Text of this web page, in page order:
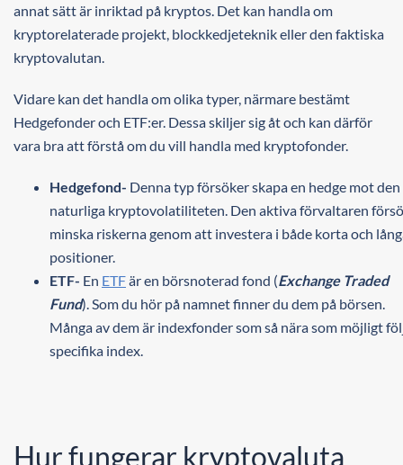
annat sätt är inriktad på kryptos. Det kan handla om
kryptorelaterade projekt, blockkedjeteknik eller den faktiska
kryptovalutan.
Vidare kan det handla om olika typer, närmare bestämt
Hedgefonder och ETF:er. Dessa skiljer sig åt och kan därför
vara bra att förstå om du vill handla med kryptofonder.
Hedgefond- Denna typ försöker skapa en hedge mot den
naturliga kryptovolatiliteten. Den aktiva förvaltaren
minska riskerna genom att investera i både korta och
positioner.
ETF- En ETFär en börsnoterad fond (Exchange Traded
Fund). Som du hör på namnet finner du dem på börsen.
Många av dem är indexfonder som så nära som möjligt
specifika index.
Hur fungerar kryptovaluta